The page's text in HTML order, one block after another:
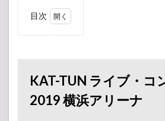
目次
ブ・
コン
サー
ト
KAT-TUN ライブ・コ
2019 横浜アリーナ